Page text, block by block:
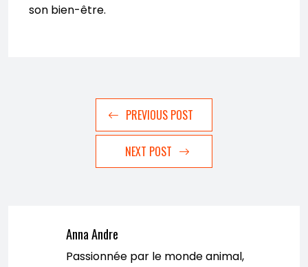
son bien-être.
PREVIOUS POST
NEXT POST
Anna Andre
Passionnée par le monde animal,